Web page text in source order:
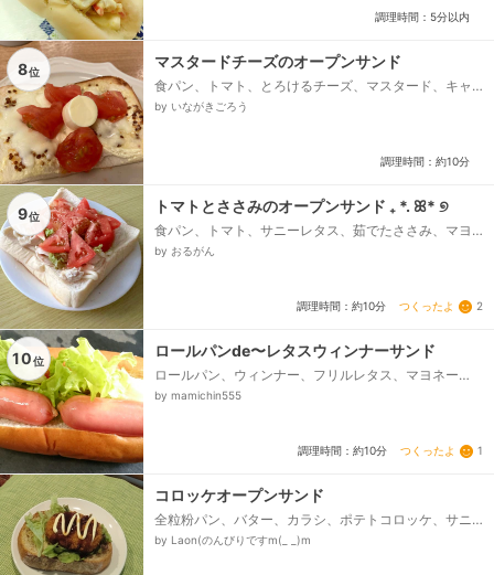
調理時間：5分以内
8位
マスタードチーズのオープンサンド
食パン、トマト、とろけるチーズ、マスタード、キャ
ンディチーズ
by いながきごろう
調理時間：約10分
9位
トマトとささみのオープンサンド ₊ *. ꕤ* ୭
食パン、トマト、サニーレタス、茹でたささみ、マヨ
ネーズ、ライム塩胡椒
by おるがん
調理時間：約10分 つくったよ 2
10位
ロールパンde〜レタスウィンナーサンド
ロールパン、ウィンナー、フリルレタス、マヨネー
ズ、ケチャップ、サラダ油
by mamichin555
調理時間：約10分 つくったよ 1
コロッケオープンサンド
全粒粉パン、バター、カラシ、ポテトコロッケ、サニ
ーレタス、とんかつソース、マヨネーズ
by Laon(のんびりですm(_ _)m